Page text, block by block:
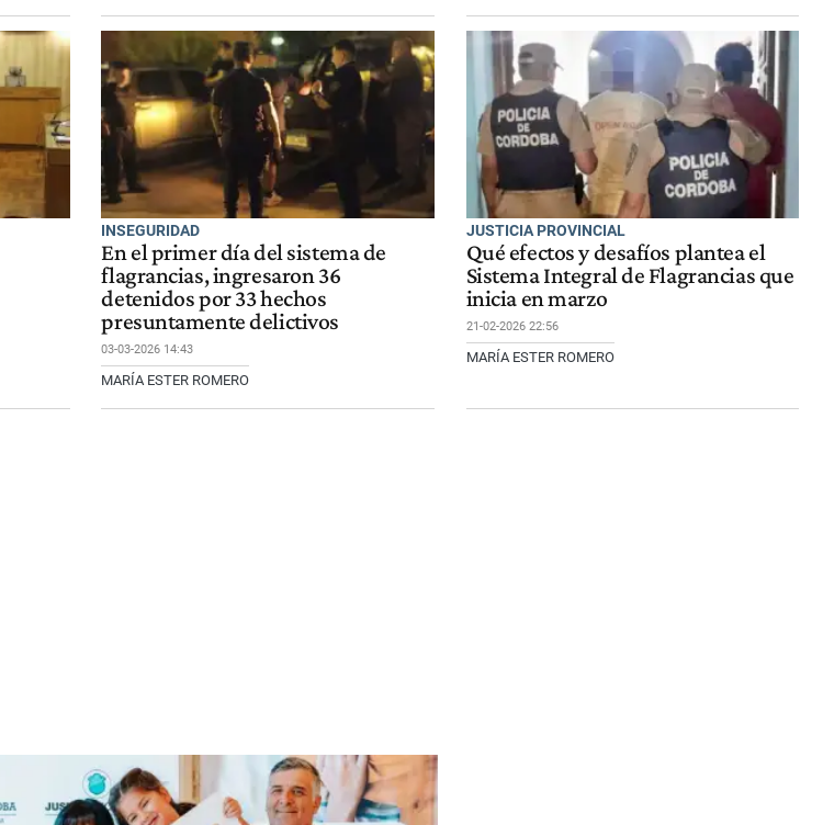
INSEGURIDAD
En el primer día del sistema de
flagrancias, ingresaron 36
detenidos por 33 hechos
presuntamente delictivos
03-03-2026 14:43
MARÍA ESTER ROMERO
JUSTICIA PROVINCIAL
Qué efectos y desafíos plantea el
Sistema Integral de Flagrancias que
inicia en marzo
21-02-2026 22:56
MARÍA ESTER ROMERO